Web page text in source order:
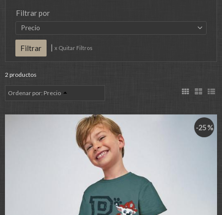
Filtrar por
Precio
| x Quitar Filtros
2 productos
Ordenar por: Precio
-25 %